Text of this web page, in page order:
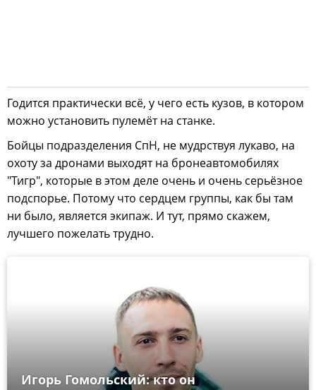
Годится практически всё, у чего есть кузов, в котором
можно установить пулемёт на станке.
Бойцы подразделения СпН, не мудрствуя лукаво, на
охоту за дронами выходят на бронеавтомобилях
"Тигр", которые в этом деле очень и очень серьёзное
подспорье. Потому что сердцем группы, как бы там
ни было, является экипаж. И тут, прямо скажем,
лучшего пожелать трудно.
Игорь Гомольский: кто он